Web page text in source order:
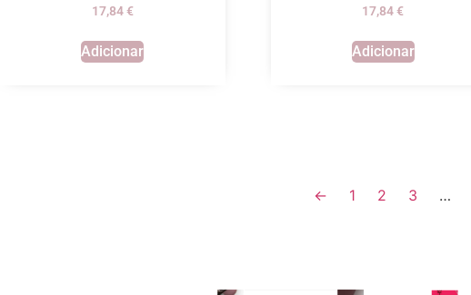
17,84€
Adicionar
17,84€
Adicionar
← 1 2 3 …